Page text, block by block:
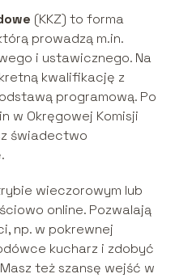
(KKZ) to forma
prowadzą m.in.
i ustawicznego. Na
kwalifikację z
programową. Po
w Okręgowej Komisji
świadectwo
wieczorowym lub
online. Pozwalają
np. w pokrewnej
kucharz i zdobyć
też szansę wejść w